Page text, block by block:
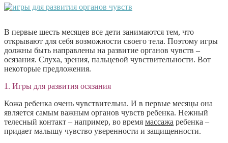
В первые шесть месяцев все дети занимаются тем, что
открывают для себя возможности своего тела. Поэтому игры
должны быть направлены на развитие органов чувств –
осязания. Слуха, зрения, пальцевой чувствительности. Вот
некоторые предложения.
1. Игры для развития осязания
Кожа ребенка очень чувствительна. И в первые месяцы она
является самым важным органов чувств ребенка. Нежный
телесный контакт – например, во время массажа ребенка –
придает малышу чувство уверенности и защищенности.